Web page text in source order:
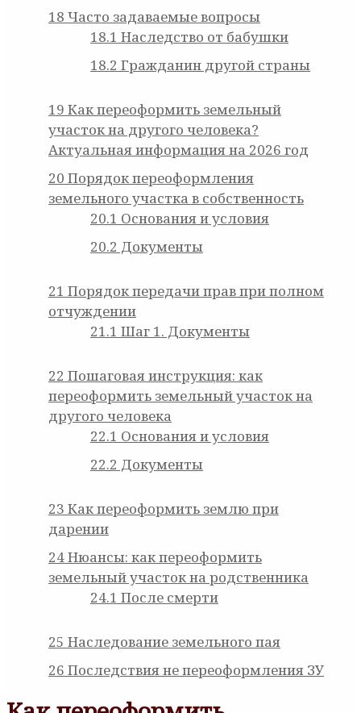
18 Часто задаваемые вопросы
18.1 Наследство от бабушки
18.2 Гражданин другой страны
19 Как переоформить земельный
участок на другого человека?
Актуальная информация на 2026 год
20 Порядок переоформления
земельного участка в собственность
20.1 Основания и условия
20.2 Документы
21 Порядок передачи прав при полном
отчуждении
21.1 Шаг 1. Документы
22 Пошаговая инструкция: как
переоформить земельный участок на
другого человека
22.1 Основания и условия
22.2 Документы
23 Как переоформить землю при
дарении
24Нюансы: как переоформить
земельный участок на родственника
24.1 После смерти
25 Наследование земельного пая
26 Последствия не переоформления ЗУ